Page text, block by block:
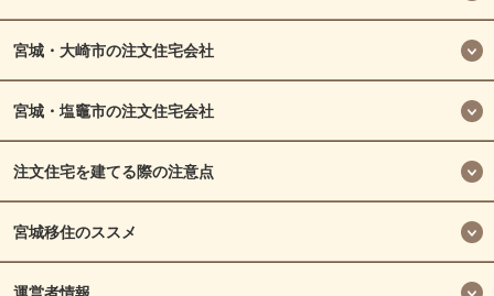
宮城・大崎市の注文住宅会社
宮城・塩竈市の注文住宅会社
注文住宅を建てる際の注意点
宮城移住のススメ
運営者情報